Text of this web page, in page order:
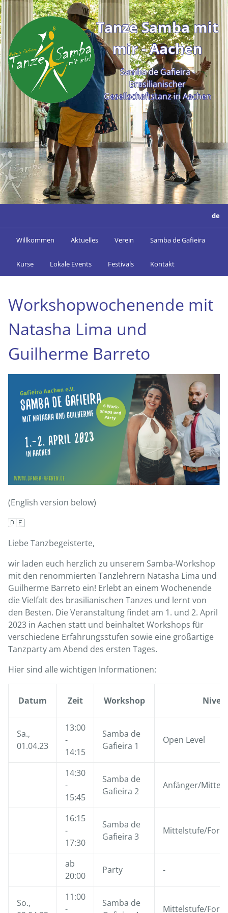
Tanze Samba mit
mir - Aachen
Samba de Gafieira -
Brasilianischer
Gesellschaftstanz in Aachen
de
Willkommen Aktuelles Verein Samba de Gafieira
Kurse Lokale Events Festivals Kontakt
Workshopwochenende mit
Natasha Lima und
Guilherme Barreto
(English version below)
🇩🇪
Liebe Tanzbegeisterte,
wir laden euch herzlich zu unserem Samba-Workshop
mit den renommierten Tanzlehrern Natasha Lima und
Guilherme Barreto ein! Erlebt an einem Wochenende
die Vielfalt des brasilianischen Tanzes und lernt von
den Besten. Die Veranstaltung findet am 1. und 2. April
2023 in Aachen statt und beinhaltet Workshops für
verschiedene Erfahrungsstufen sowie eine großartige
Tanzparty am Abend des ersten Tages.
Hier sind alle wichtigen Informationen:
Datum Zeit Workshop
Sa.,
01.04.23
13:00
-
14:15
Samba de
Gafieira 1
Open Level
14:30
-
15:45
Samba de
Gafieira 2
Anfänger/
16:15
-
17:30
Samba de
Gafieira 3
Mittelstufe/
ab
20:00
Party -
So.,
11:00
-
Samba de
Mittelstufe/